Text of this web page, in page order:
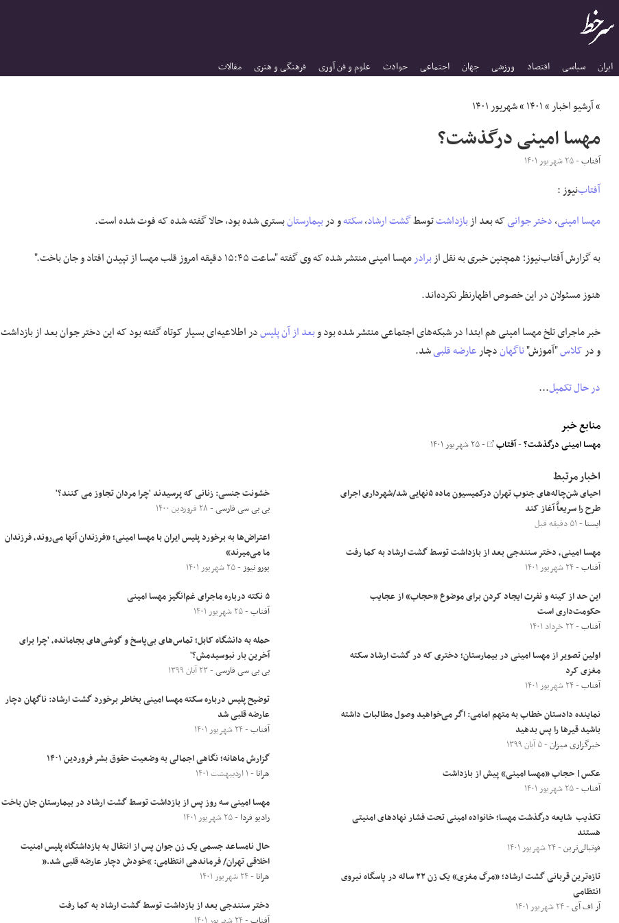
ایران سیاسی اقتصاد ورزشی جهان اجتماعی حوادث علوم و فن آوری فرهنگی و هنری مقالات
»آرشیو اخبار»۱۴۰۱»شهریور ۱۴۰۱
مهسا امینی درگذشت؟
آفتاب- ۲۵ شهریور ۱۴۰۱
آفتاب‌‌نیوز :
مهساامینی،دخترجوانیکه بعد ازبازداشتتوسطگشت ارشاد،سکتهو دربیمارستانبستری شده بود، حالا گفته شده که فوت شده است.
به گزارش آفتاب‌نیوز؛ همچنین خبری به نقل ازبرادرمهسا امینی منتشر شده که وی گفته "ساعت ۱۵:۴۵ دقیقه امروز قلب مهسا از تپیدن افتاد و جان باخت."
هنوز مسئولان در این خصوص اظهارنظر نکرده‌اند.
خبر ماجرای تلخ مهسا امینی هم ابتدا در شبکه‌های اجتماعی منتشر شده بود وبعد از آنپلیسدر اطلاعیه‌ای بسیار کوتاه گفته بود که این دختر جوان بعد از بازداشت
و درکلاس"آموزش"ناگهاندچارعارضهقلبیشد.
در حال تکمیل...
منابع خبر
مهسا امینی درگذشت؟-آفتاب - ۲۵ شهریور ۱۴۰۱
اخبار مرتبط
احیای شن‌چاله‌های جنوب تهران درکمیسیون ماده ۵نهایی شد/شهرداری اجرای
طرح را سریعآً آغاز کند
ایسنا - ۵۱ دقیقه قبل
مهسا امینی، دختر سنندجی بعد از بازداشت توسط گشت ارشاد به کما رفت
آفتاب- ۲۴ شهریور ۱۴۰۱
این حد از کینه و نفرت ایجاد کردن برای موضوع «حجاب» از عجایب
حکومت‌داری است
آفتاب- ۲۲ خرداد ۱۴۰۱
اولین تصویر از مهسا امینی در بیمارستان؛ دختری که در گشت ارشاد سکته
مغزی کرد
آفتاب- ۲۴ شهریور ۱۴۰۱
نماینده دادستان خطاب به متهم امامی: اگر می‌خواهید وصول مطالبات داشته
باشید قیر‌ها را پس بدهید
خبرگزاری میزان- ۵ آبان ۱۳۹۹
عکس| حجاب «مهسا امینی» پیش از بازداشت
آفتاب- ۲۵ شهریور ۱۴۰۱
تکذیب شایعه درگذشت مهسا؛ خانواده امینی تحت فشار نهادهای امنیتی
هستند
فوتبالی‌ترین- ۲۴ شهریور ۱۴۰۱
تازه‌ترین قربانی گشت ارشاد؛ «مرگ مغزی» یک زن ۲۲ ساله در پاسگاه نیروی
انتظامی
آر اف آی- ۲۴ شهریور ۱۴۰۱
خشونت جنسی: زنانی که پرسیدند 'چرا مردان تجاوز می کنند؟'
بی بی سی فارسی- ۲۸ فروردین ۱۴۰۰
اعتراض‌‌ها به برخورد پلیس ایران با مهسا امینی؛ «فرزندان آنها می‌روند، فرزندان
ما می‌میرند»
یورو نیوز- ۲۵ شهریور ۱۴۰۱
۵ نکته درباره ماجرای غم‌انگیز مهسا امینی
آفتاب- ۲۵ شهریور ۱۴۰۱
حمله به دانشگاه کابل؛ تماس‌های بی‌پاسخ و گوشی‌های بجامانده، 'چرا برای
آخرین بار نبوسیدمش؟'
بی بی سی فارسی- ۲۳ آبان ۱۳۹۹
توضیح پلیس درباره سکته مهسا امینی بخاطر برخورد گشت ارشاد: ناگهان دچار
عارضه قلبی شد
آفتاب- ۲۴ شهریور ۱۴۰۱
گزارش ماهانه؛ نگاهی اجمالی به وضعیت حقوق بشر فروردین ۱۴۰۱
هرانا - ۱ اردیبهشت ۱۴۰۱
مهسا امینی سه روز پس از بازداشت توسط گشت ارشاد در بیمارستان جان باخت
رادیو فردا - ۲۵ شهریور ۱۴۰۱
حال نامساعد جسمی یک زن جوان پس از انتقال به بازداشتگاه پلیس امنیت
اخلاقی تهران/ فرماندهی انتظامی: “خودش دچار عارضه قلبی شد.”
هرانا - ۲۴ شهریور ۱۴۰۱
دختر سنندجی بعد از بازداشت توسط گشت ارشاد به کما رفت